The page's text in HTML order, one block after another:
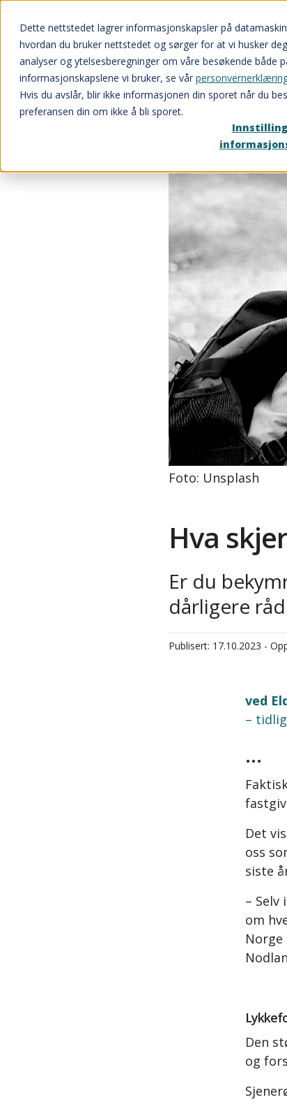
Dette nettstedet lagrer informasjonskapsler på
hvordan du bruker nettstedet og sørger for at vi husker
analyser og ytelsesberegninger om våre besøkende
informasjonskapslene vi bruker, se vår
Hvis du avslår, blir ikke informasjonen din sporet når du
preferansen din om ikke å bli sporet.
Tips til fundraisere
Foto: Unsplash
Hva
Er du
dårligere
Publisert: 17.10.2023 -
ved
–
…
Det
oss
siste
–
om
Den
og